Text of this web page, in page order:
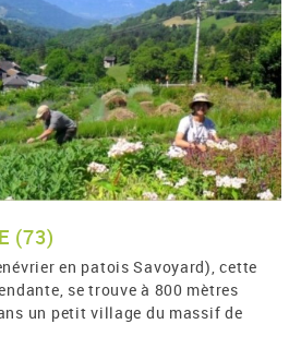
(73)
en patois Savoyard), cette
se trouve à 800 mètres
un petit village du massif de